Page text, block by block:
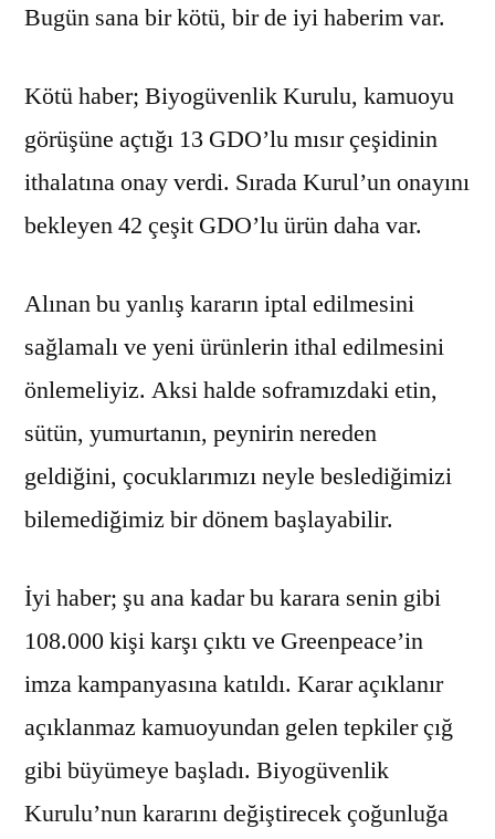
Bugün sana bir kötü, bir de iyi haberim var.
Kötü haber; Biyogüvenlik Kurulu, kamuoyu
görüşüne açtığı 13 GDO’lu mısır çeşidinin
ithalatına onay verdi. Sırada Kurul’un onayını
bekleyen 42 çeşit GDO’lu ürün daha var.
Alınan bu yanlış kararın iptal edilmesini
sağlamalı ve yeni ürünlerin ithal edilmesini
önlemeliyiz. Aksi halde soframızdaki etin,
sütün, yumurtanın, peynirin nereden
geldiğini, çocuklarımızı neyle beslediğimizi
bilemediğimiz bir dönem başlayabilir.
İyi haber; şu ana kadar bu karara senin gibi
108.000 kişi karşı çıktı ve Greenpeace’in
imza kampanyasına katıldı. Karar açıklanır
açıklanmaz kamuoyundan gelen tepkiler çığ
gibi büyümeye başladı. Biyogüvenlik
Kurulu’nun kararını değiştirecek çoğunluğa